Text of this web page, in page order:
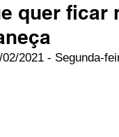
quer ficar
2021 - Segunda-